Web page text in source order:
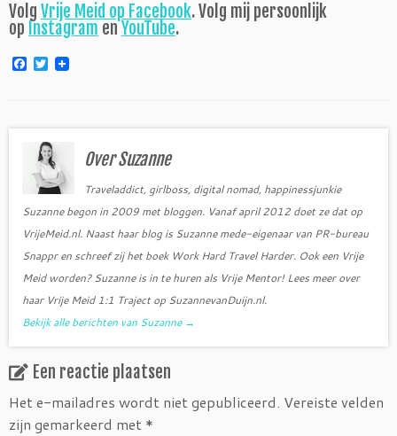
Volg Vrije Meid op Facebook. Volg mij persoonlijk
op Instagram enYouTube.
F
o
T
w
e
r
Over Suzanne
Traveladdict, girlboss, digital nomad, happinessjunkie
Suzanne begon in 2009 met bloggen. Vanaf april 2012 doet ze dat op
VrijeMeid.nl. Naast haar blog is Suzanne mede-eigenaar van PR-bureau
Snappr en schreef zij het boek Work Hard Travel Harder. Ook een Vrije
Meid worden? Suzanne is in te huren als Vrije Mentor! Lees meer over
haar Vrije Meid 1:1 Traject op SuzannevanDuijn.nl.
Bekijk alle berichten van Suzanne →
Een reactie plaatsen
Het e-mailadres wordt niet gepubliceerd. Vereiste velden
zijn gemarkeerd met *